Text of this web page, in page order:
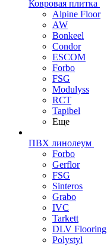
Ковровая плитка
Alpine Floor
AW
Bonkeel
Condor
ESCOM
Forbo
FSG
Modulyss
RCT
Tapibel
Еще
ПВХ линолеум
Forbo
Gerflor
FSG
Sinteros
Grabo
IVC
Tarkett
DLV Flooring
Polystyl